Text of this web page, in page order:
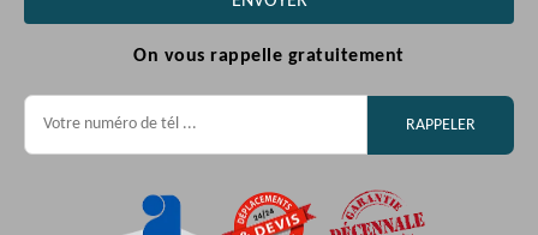
On vous rappelle gratuitement